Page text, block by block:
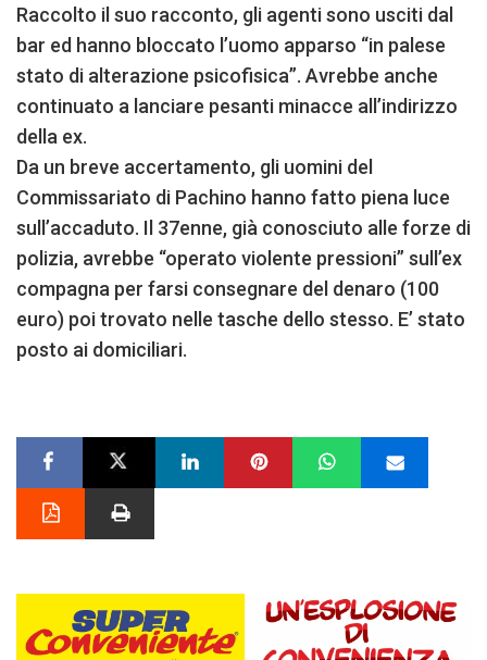
Raccolto il suo racconto, gli agenti sono usciti dal
bar ed hanno bloccato l’uomo apparso “in palese
stato di alterazione psicofisica”. Avrebbe anche
continuato a lanciare pesanti minacce all’indirizzo
della ex.
Da un breve accertamento, gli uomini del
Commissariato di Pachino hanno fatto piena luce
sull’accaduto. Il 37enne, già conosciuto alle forze di
polizia, avrebbe “operato violente pressioni” sull’ex
compagna per farsi consegnare del denaro (100
euro) poi trovato nelle tasche dello stesso. E’ stato
posto ai domiciliari.